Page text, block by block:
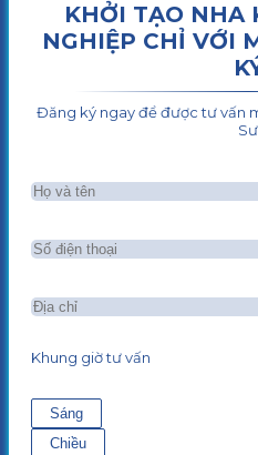
KHỞI TẠO NHA
NGHIỆP CHỈ VỚI
Đăng ký ngay để được tư vấn
Sư
Khung giờ tư vấn
Sáng
Chiều